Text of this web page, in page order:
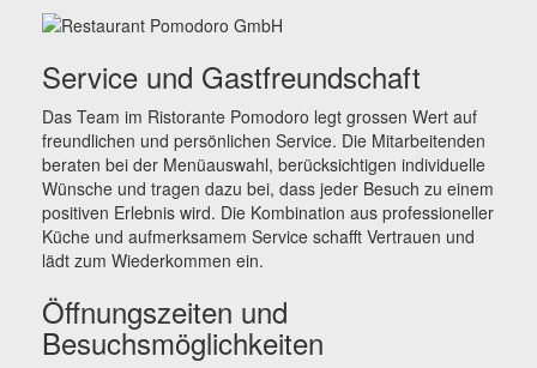
Service und Gastfreundschaft
Das Team im Ristorante Pomodoro legt grossen Wert auf
freundlichen und persönlichen Service. Die Mitarbeitenden
beraten bei der Menüauswahl, berücksichtigen individuelle
Wünsche und tragen dazu bei, dass jeder Besuch zu einem
positiven Erlebnis wird. Die Kombination aus professioneller
Küche und aufmerksamem Service schafft Vertrauen und
lädt zum Wiederkommen ein.
Öffnungszeiten und
Besuchsmöglichkeiten